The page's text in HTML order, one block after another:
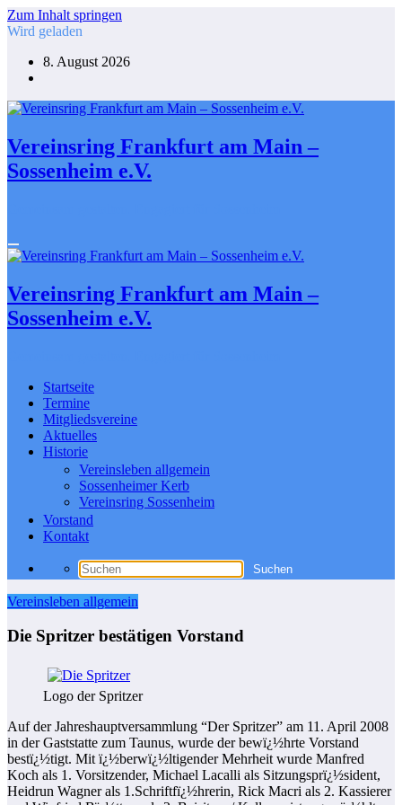
Zum Inhalt springen
Wird geladen
8. August 2026
Vereinsring Frankfurt am Main –
Sossenheim e.V.
Vereinsring Frankfurt am Main –
Sossenheim e.V.
Startseite
Termine
Mitgliedsvereine
Aktuelles
Historie
Vereinsleben allgemein
Sossenheimer Kerb
Vereinsring Sossenheim
Vorstand
Kontakt
Vereinsleben allgemein
Die Spritzer bestätigen Vorstand
Logo der Spritzer
Auf der Jahreshauptversammlung “Der Spritzer” am 11. April 2008
in der Gaststatte zum Taunus, wurde der bewï¿½hrte Vorstand
bestï¿½tigt. Mit ï¿½berwï¿½ltigender Mehrheit wurde Manfred
Koch als 1. Vorsitzender, Michael Lacalli als Sitzungsprï¿½sident,
Heidrun Wagner als 1.Schriftfï¿½hrerin, Rick Macri als 2. Kassierer